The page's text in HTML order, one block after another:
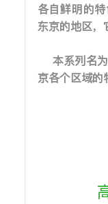
各自鲜明的
东京的地区，
本系列名为
京各个区域的